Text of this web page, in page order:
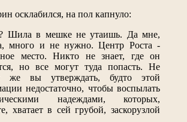
осклабился, на пол капнуло:
Шила в мешке не утаишь. Да мне,
много и не нужно. Центр Роста -
место. Никто не знает, где он
но все могут туда попасть. Не
же вы утверждать, будто этой
недостаточно, чтобы воспылать
надеждами, которых,
хватает в сей грубой, заскорузлой